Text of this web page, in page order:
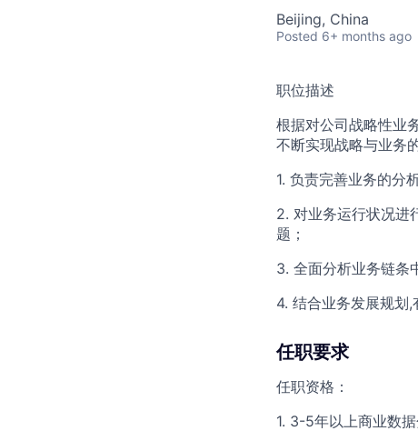
Beijing, China
Posted 6+ months ago
职位描述
根据对公司战略性业
不断实现战略与业务
1. 负责完善业务的分
2. 对业务运行状况进
题；
3. 全面分析业务链条
4. 结合业务发展规划,
任职要求
任职资格：
1. 3-5年以上商业数